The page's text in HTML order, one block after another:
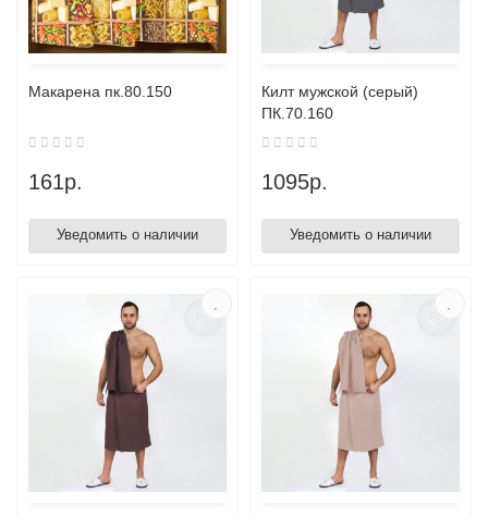
Макарена пк.80.150
161р.
Уведомить о наличии
Килт мужской (серый)
ПК.70.160
1095р.
Уведомить о наличии